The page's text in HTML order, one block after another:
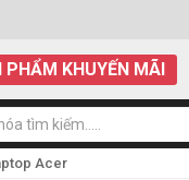
PHẨM KHUYẾN MÃI
Acer